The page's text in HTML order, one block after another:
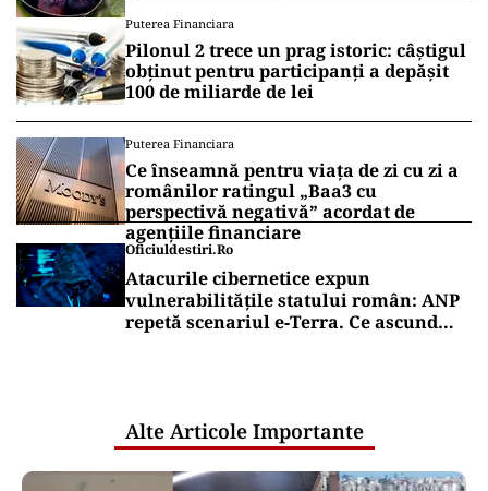
Puterea Financiara
Pilonul 2 trece un prag istoric: câștigul
obținut pentru participanți a depășit
100 de miliarde de lei
Puterea Financiara
Ce înseamnă pentru viața de zi cu zi a
românilor ratingul „Baa3 cu
perspectivă negativă” acordat de
agențiile financiare
Oficiuldestiri.ro
Atacurile cibernetice expun
vulnerabilitățile statului român: ANP
repetă scenariul e‑Terra. Ce ascund
Alte Articole Importante